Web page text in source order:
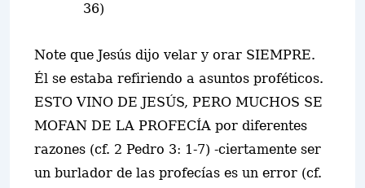
36)
Note que Jesús dijo velar y orar SIEMPRE.
Él se estaba refiriendo a asuntos proféticos.
ESTO VINO DE JESÚS, PERO MUCHOS SE
MOFAN DE LA PROFECÍA por diferentes
razones (cf. 2 Pedro 3: 1-7) -ciertamente ser
un burlador de las profecías es un error (cf.